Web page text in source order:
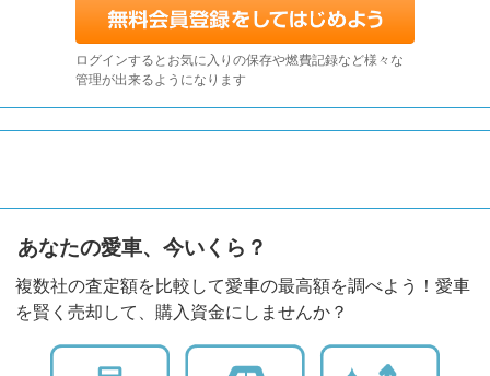
ログインするとお気に入りの保存や燃費記録など様々な
管理が出来るようになります
あなたの愛車、今いくら？
複数社の査定額を比較して愛車の最高額を調べよう！愛車
を賢く売却して、購入資金にしませんか？